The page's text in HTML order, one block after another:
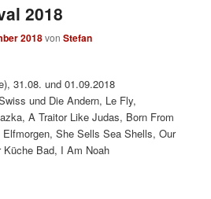
2018
2018vonStefan
31.08. und 01.09.2018
und Die Andern, Le Fly,
A Traitor Like Judas, Born From
She Sells Sea Shells, Our
Bad, I Am Noah